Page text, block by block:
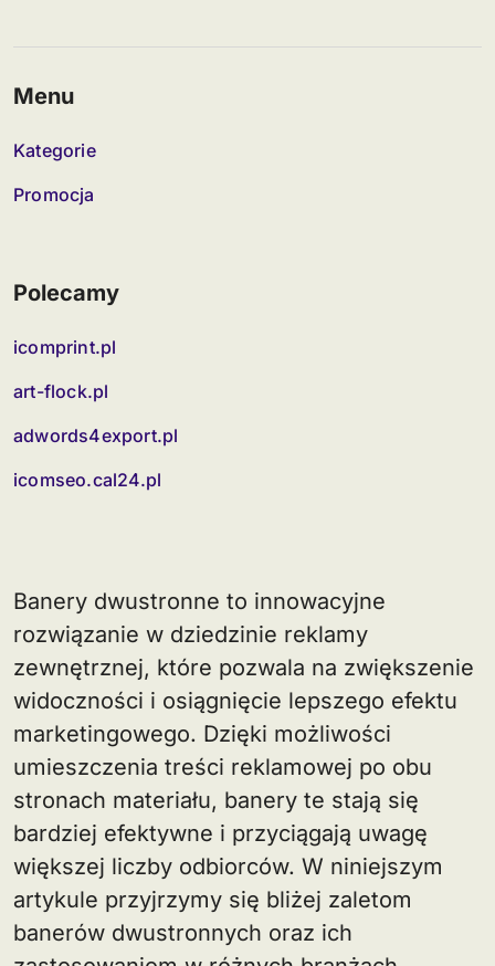
Menu
Kategorie
Promocja
Polecamy
icomprint.pl
art-flock.pl
adwords4export.pl
icomseo.cal24.pl
Banery dwustronne to innowacyjne
rozwiązanie w dziedzinie reklamy
zewnętrznej, które pozwala na zwiększenie
widoczności i osiągnięcie lepszego efektu
marketingowego. Dzięki możliwości
umieszczenia treści reklamowej po obu
stronach materiału, banery te stają się
bardziej efektywne i przyciągają uwagę
większej liczby odbiorców. W niniejszym
artykule przyjrzymy się bliżej zaletom
banerów dwustronnych oraz ich